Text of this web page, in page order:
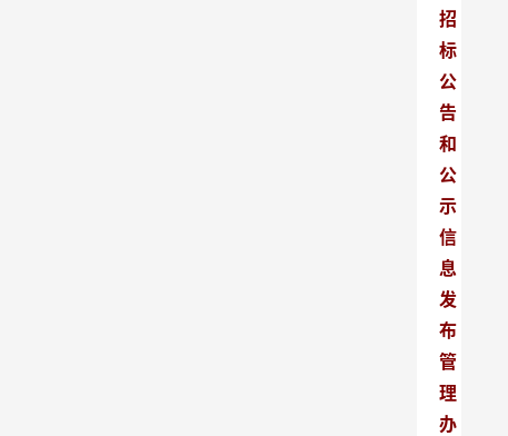
招
标
公
告
和
公
示
信
息
发
布
管
理
办